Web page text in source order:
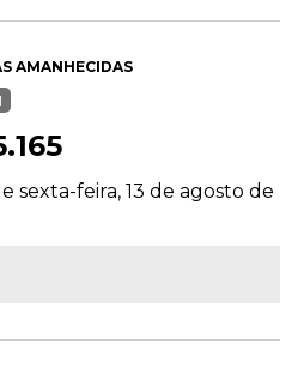
AMANHECIDAS
sexta-feira, 13 de agosto de